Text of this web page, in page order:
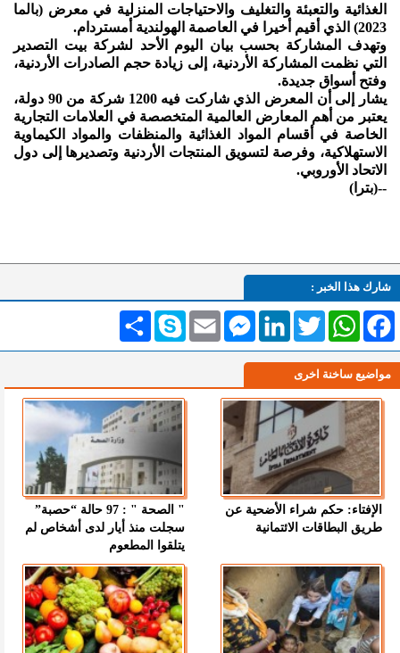
الغذائية والتعبئة والتغليف والاحتياجات المنزلية في معرض (بالما
2023) الذي أقيم أخيرا في العاصمة الهولندية أمستردام.
وتهدف المشاركة بحسب بيان اليوم الأحد لشركة بيت التصدير
التي نظمت المشاركة الأردنية، إلى زيادة حجم الصادرات الأردنية،
وفتح أسواق جديدة.
يشار إلى أن المعرض الذي شاركت فيه 1200 شركة من 90 دولة،
يعتبر من أهم المعارض العالمية المتخصصة في العلامات التجارية
الخاصة في أقسام المواد الغذائية والمنظفات والمواد الكيماوية
الاستهلاكية، وفرصة لتسويق المنتجات الأردنية وتصديرها إلى دول
الاتحاد الأوروبي.
--(بترا)
شارك هذا الخبر :
انشر Skype Email
MessengerLinkedInTwitterWhatsAppFacebook
مواضيع ساخنة اخرى
الإفتاء: حكم شراء الأضحية عن
طريق البطاقات الائتمانية
" الصحة " : 97 حالة “حصبة”
سجلت منذ أيار لدى أشخاص لم
يتلقوا المطعوم